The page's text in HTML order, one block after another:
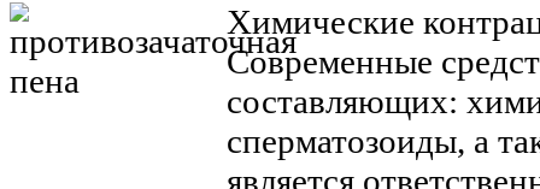
Химические
Современные
составляющих:
сперматозоиды, а
является